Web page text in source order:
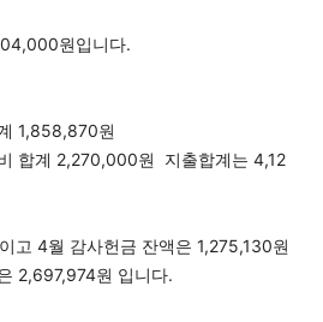
원입니다.
1,858,870원
합계 2,270,000원 지출합계는 4,12
고 4월 감사헌금 잔액은 1,275,130원
2,697,974원 입니다.